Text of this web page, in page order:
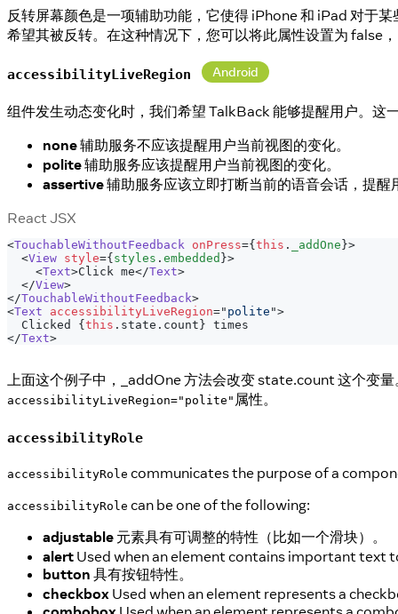
反转屏幕颜色是一项辅助功能，它使得 iPhone 和 iPad 对于
希望其被反转。在这种情况下，您可以将此属性设置为 false
accessibilityLiveRegion Android
组件发生动态变化时，我们希望 TalkBack 能够提醒用户。这
none辅助服务不应该提醒用户当前视图的变化。
polite辅助服务应该提醒用户当前视图的变化。
assertive辅助服务应该立即打断当前的语音会话，提醒
React JSX
<TouchableWithoutFeedback onPress={this . _addOne}>
<View style={styles . embedded }>
<Text>Click me</Text>
</View>
</TouchableWithoutFeedback>
<Text accessibilityLiveRegion=" polite ">
  Clicked
{this . state . count} times
</Text>
上面这个例子中，_addOne 方法会改变 state.count 这个变
accessibilityLiveRegion="polite" 属性。
accessibilityRole
accessibilityRole communicates the purpose of a
accessibilityRole can be one of the following:
adjustable 元素具有可调整的特性（比如一个滑块）。
alert Used when an element contains important text
button 具有按钮特性。
checkbox Used when an element represents a